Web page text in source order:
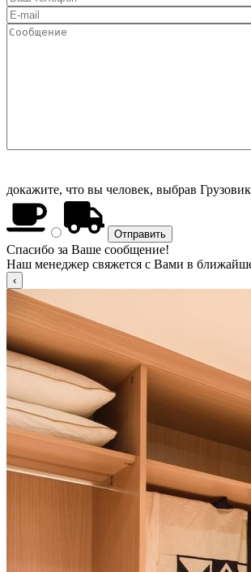
докажите, что вы человек, выбрав Грузовик
Спасибо за Ваше сообщение!
Наш менеджер свяжется с Вами в